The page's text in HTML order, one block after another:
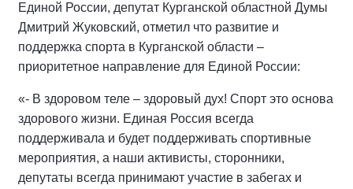
Единой России, депутат Курганской областной Думы
Дмитрий Жуковский, отметил что развитие и
поддержка спорта в Курганской области –
приоритетное направление для Единой России:
«‐ В здоровом теле – здоровый дух! Спорт это основа
здорового жизни. Единая Россия всегда
поддерживала и будет поддерживать спортивные
мероприятия, а наши активисты, сторонники,
депутаты всегда принимают участие в забегах и